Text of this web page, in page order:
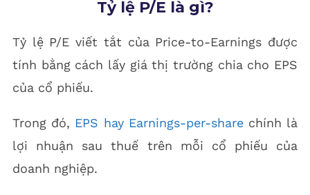
Tỷ lệ P/E là gì?
Tỷ lệ P/E viết tắt của Price-to-Earnings được
tính bằng cách lấy giá thị trường chia cho EPS
của cổ phiếu.
Trong đó, EPS hay Earnings-per-sharechính là
lợi nhuận sau thuế trên mỗi cổ phiếu của
doanh nghiệp.